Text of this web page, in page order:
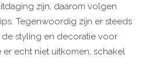
zijn, daarom volgen
Tegenwoordig zijn er steeds
styling en decoratie voor
echt niet uitkomen, schakel